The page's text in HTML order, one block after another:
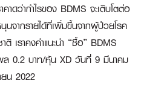
ดว่ากำไรของ BDMS จะเติบโตต่อ
นจากรายได้ที่เพิ่มขึ้นจากผู้ป่วยโรค
ติ เราคงคำแนะนำ “ซื้อ” BDMS
ล 0.2 บาท/หุ้น XD วันที่ 9 มีนาคม
น 2022